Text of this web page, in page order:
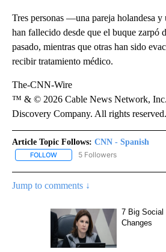
Tres personas —una pareja holandesa
han fallecido desde que el buque zarpó
pasado, mientras que otras han sido
recibir tratamiento médico.
The-CNN-Wire
™ & © 2026 Cable News Network,
Discovery Company. All rights reserved.
Article Topic Follows: CNN - Spanish
FOLLOW FOLLOW "CNN - SPANISH" TO
5 Followers
Jump to comments ↓